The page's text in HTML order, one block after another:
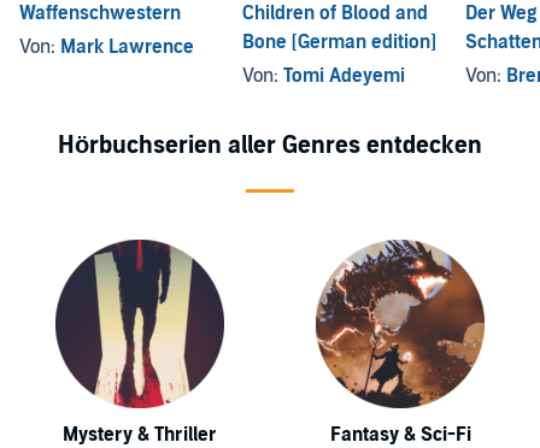
Waffenschwestern
Von: Mark Lawrence
Children of Blood and
Bone [German edition]
Von: Tomi Adeyemi
Der
Von:
Hörbuchserien aller Genres entdecken
Mystery & Thriller
Fantasy & Sci-Fi